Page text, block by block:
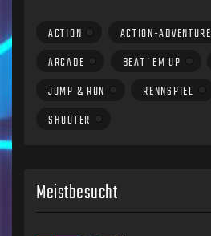
ACTION ACTION-ADVENTURE
ARCADE
BEAT´EM UP
JUMP & RUN
RENNSPIEL
SHOOTER
Meistbesucht